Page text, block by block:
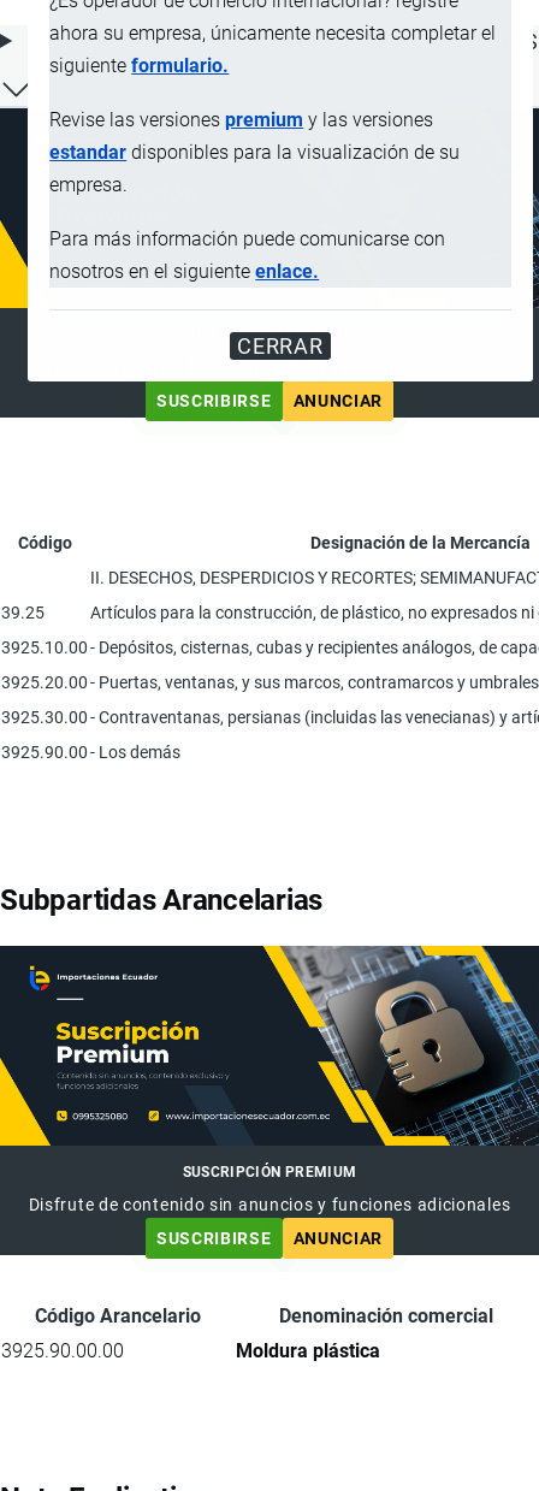
ahora su empresa, únicamente necesita completar el
siguienteformulario.
Revise las versionespremium y las versiones
estandar disponibles para la visualización de su
empresa.
Para más información puede comunicarse con
nosotros en el siguienteenlace.
CERRAR
ÍNDICE DE CONTENIDOS
SUSCRIPCIÓN PREMIUM
SUSCRIBIRSE
ANUNCIAR
Código
Designación de la Mercancía
II. DESECHOS, DESPERDICIOS Y RECORTES;
39.25
Artículos para la construcción, de plástico, no expresados
3925.10.00- Depósitos, cisternas, cubas y recipientes análogos, de
3925.20.00- Puertas, ventanas, y sus marcos, contramarcos y umbrales
3925.30.00- Contraventanas, persianas (incluidas las venecianas) y
3925.90.00- Los demás
Subpartidas Arancelarias
SUSCRIPCIÓN PREMIUM
Disfrute de contenido sin anuncios y funciones adicionales
SUSCRIBIRSE
ANUNCIAR
Código Arancelario
Denominación comercial
3925.90.00.00
Moldura plástica